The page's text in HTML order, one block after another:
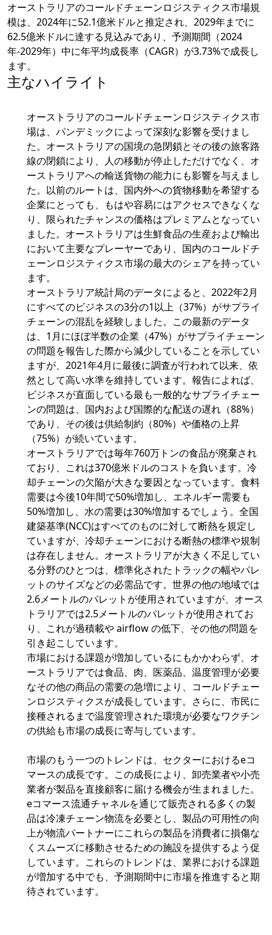
オーストラリアのコールドチェーンロジスティクス市場規
模は、2024年に52.1億米ドルと推定され、2029年までに
62.5億米ドルに達する見込みであり、予測期間（2024
年-2029年）中に年平均成長率（CAGR）が3.73%で成長し
ます。
主なハイライト
オーストラリアのコールドチェーンロジスティクス市
場は、パンデミックによって深刻な影響を受けまし
た。オーストラリアの国境の急閉鎖とその後の旅客路
線の閉鎖により、人の移動が停止しただけでなく、オ
ーストラリアへの輸送貨物の能力にも影響を与えまし
た。以前のルートは、国内外への貨物移動を希望する
企業にとっても、もはや容易にはアクセスできなくな
り、限られたチャンスの価格はプレミアムとなってい
ました。オーストラリアは生鮮食品の生産および輸出
において主要なプレーヤーであり、国内のコールドチ
ェーンロジスティクス市場の最大のシェアを持ってい
ます。
オーストラリア統計局のデータによると、2022年2月
にすべてのビジネスの3分の1以上（37%）がサプライ
チェーンの混乱を経験しました。この最新のデータ
は、1月にほぼ半数の企業（47%）がサプライチェーン
の問題を報告した際から減少していることを示してい
ますが、2021年4月に最後に調査が行われて以来、依
然として高い水準を維持しています。報告によれば、
ビジネスが直面している最も一般的なサプライチェー
ンの問題は、国内および国際的な配送の遅れ（88%）
であり、その後は供給制約（80%）や価格の上昇
（75%）が続いています。
オーストラリアでは毎年760万トンの食品が廃棄され
ており、これは370億米ドルのコストを負います。冷
却チェーンの欠陥が大きな要因となっています。食料
需要は今後10年間で50%増加し、エネルギー需要も
50%増加し、水の需要は30%増加するでしょう。全国
建築基準(NCC)はすべてのものに対して断熱を規定し
ていますが、冷却チェーンにおける断熱の標準や規制
は存在しません。オーストラリアが大きく不足してい
る分野のひとつは、標準化されたトラックの幅やパレ
ットのサイズなどの必需品です。世界の他の地域では
2.6メートルのパレットが使用されていますが、オース
トラリアでは2.5メートルのパレットが使用されてお
り、これが過積載や airflow の低下、その他の問題を
引き起こしています。
市場における課題が増加しているにもかかわらず、オ
ーストラリアでは食品、肉、医薬品、温度管理が必要
なその他の商品の需要の急増により、コールドチェー
ンロジスティクスが成長しています。さらに、市民に
接種されるまで温度管理された環境が必要なワクチン
の供給も市場の成長に寄与しています。
市場のもう一つのトレンドは、セクターにおけるeコ
マースの成長です。この成長により、卸売業者や小売
業者が製品を直接顧客に届ける機会が生まれました。
eコマース流通チャネルを通じて販売される多くの製
品は冷凍チェーン物流を必要とし、製品の可用性の向
上が物流パートナーにこれらの製品を消費者に損傷な
くスムーズに移動させるための施設を提供するよう促
しています。これらのトレンドは、業界における課題
が増加する中でも、予測期間中に市場を推進すると期
待されています。